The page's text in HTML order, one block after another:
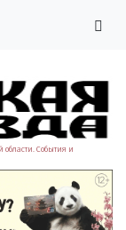
области. События и